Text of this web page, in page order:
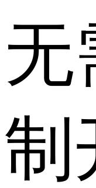
无
制